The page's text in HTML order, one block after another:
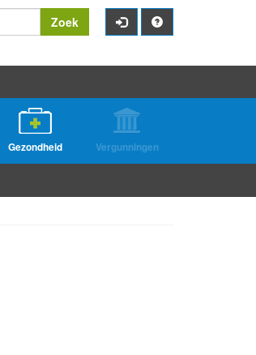
Zoek
Gezondheid Vergunningen